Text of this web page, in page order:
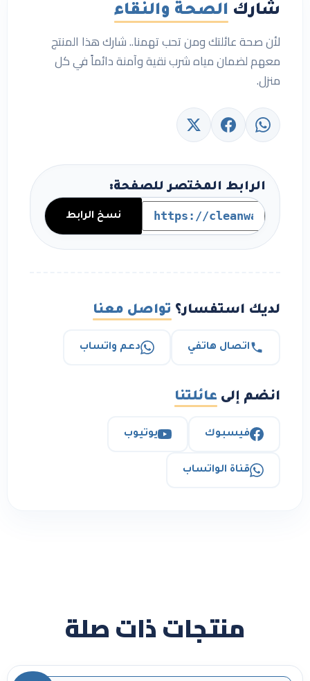
شارك الصحة والنقاء
لأن صحة عائلتك ومن تحب تهمنا.. شارك هذا المنتج
معهم لضمان مياه شرب نقية وآمنة دائماً في كل
منزل.
الرابط المختصر للصفحة:
نسخ الرابط
لديك استفسار؟ تواصل معنا
اتصال هاتفي دعم واتساب
انضم إلى عائلتنا
فيسبوك يوتيوب
قناة الواتساب
منتجات ذات صلة